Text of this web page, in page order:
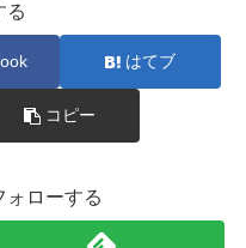
る
はてブ
コピー
ォローする